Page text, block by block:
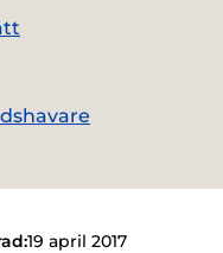
19 april 2017